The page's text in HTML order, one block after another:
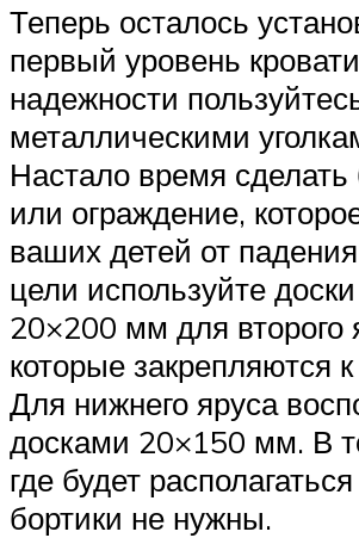
Теперь осталось
первый уровень
надежности
металлическими
Настало время сделать
или ограждение,
ваших детей от
цели используйте
20×200 мм для второго
которые закрепляются
Для нижнего яруса
досками 20×150 мм. В
где будет
бортики не нужны.